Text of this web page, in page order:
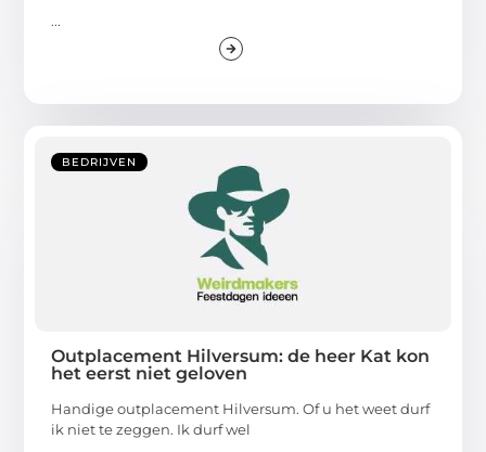
...
BEDRIJVEN
Outplacement Hilversum: de heer Kat kon
het eerst niet geloven
Handige outplacement Hilversum. Of u het weet durf
ik niet te zeggen. Ik durf wel